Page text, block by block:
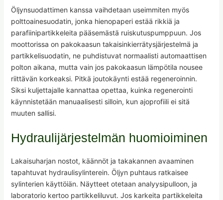
Öljynsuodattimen kanssa vaihdetaan useimmiten myös
polttoainesuodatin, jonka hienopaperi estää rikkiä ja
parafiinipartikkeleita pääsemästä ruiskutuspumppuun. Jos
moottorissa on pakokaasun takaisinkierrätysjärjestelmä ja
partikkelisuodatin, ne puhdistuvat normaalisti automaattisen
polton aikana, mutta vain jos pakokaasun lämpötila nousee
riittävän korkeaksi. Pitkä joutokäynti estää regeneroinnin.
Siksi kuljettajalle kannattaa opettaa, kuinka regenerointi
käynnistetään manuaalisesti silloin, kun ajoprofiili ei sitä
muuten sallisi.
Hydraulijärjestelmän huomioiminen
Lakaisuharjan nostot, käännöt ja takakannen avaaminen
tapahtuvat hydraulisylinterein. Öljyn puhtaus ratkaisee
sylinterien käyttöiän. Näytteet otetaan analyysipulloon, ja
laboratorio kertoo partikkeliluvut. Jos karkeita partikkeleita